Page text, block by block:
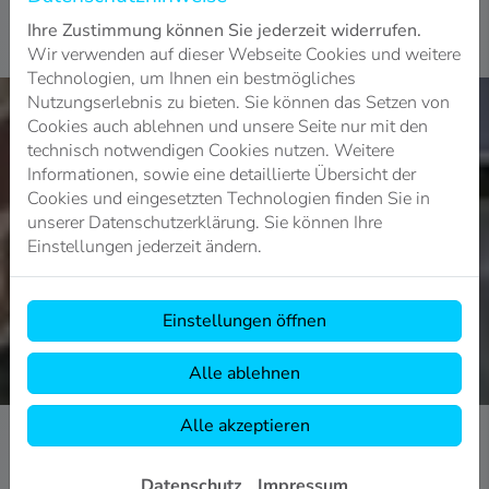
Ihre Zustimmung können Sie jederzeit widerrufen.
Wir verwenden auf dieser Webseite Cookies und weitere
Technologien, um Ihnen ein bestmögliches
Nutzungserlebnis zu bieten. Sie können das Setzen von
Cookies auch ablehnen und unsere Seite nur mit den
technisch notwendigen Cookies nutzen. Weitere
Informationen, sowie eine detaillierte Übersicht der
Cookies und eingesetzten Technologien finden Sie in
unserer Datenschutzerklärung. Sie können Ihre
Einstellungen jederzeit ändern.
Einstellungen öffnen
Alle ablehnen
Alle akzeptieren